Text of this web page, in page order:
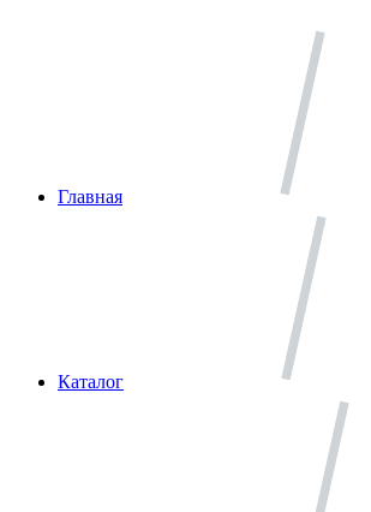
Главная
Каталог